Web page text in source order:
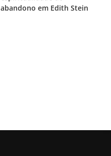
abandono em Edith Stein